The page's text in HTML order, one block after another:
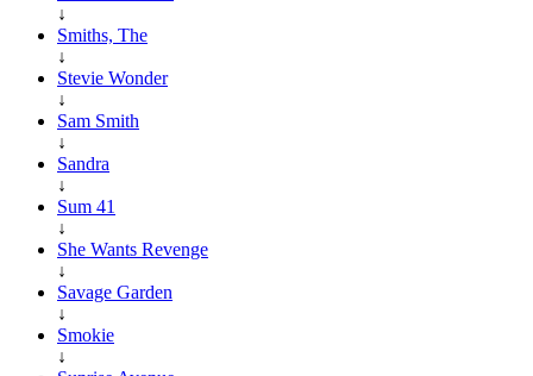
↓
Smiths, The
↓
Stevie Wonder
↓
Sam Smith
↓
Sandra
↓
Sum 41
↓
She Wants Revenge
↓
Savage Garden
↓
Smokie
↓